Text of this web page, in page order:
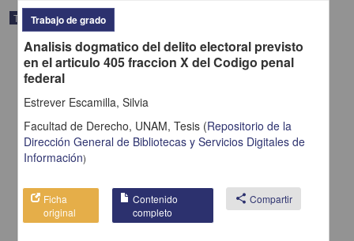
Trabajo de grado
Trabajo de grado
Analisis dogmatico del delito electoral previsto
en el articulo 405 fraccion X del Codigo penal
federal
Estrever Escamilla, Silvia
Facultad de Derecho, UNAM, Tesis (Repositorio de la
Dirección General de Bibliotecas y Servicios Digitales de
Información)
Ficha
original
Contenido
completo
share Compartir